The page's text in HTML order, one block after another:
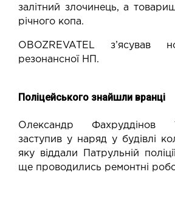
залітний злочинець, а
річного копа.
OBOZREVATEL з’ясував
резонансної НП.
Поліцейського знайшли вранці
Олександр Фахруддінов
заступив у наряд у будівлі
яку віддали Патрульній
ще проводились ремонтні